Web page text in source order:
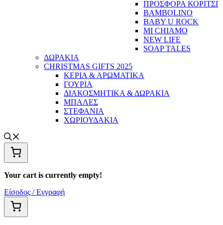
ΠΡΟΣΦΟΡΑ ΚΟΡΙΤΣΙ
BAMBOLINO
BABY U ROCK
MI CHIAMO
NEW LIFE
SOAP TALES
ΔΩΡΑΚΙΑ
CHRISTMAS GIFTS 2025
ΚΕΡΙΑ & ΑΡΩΜΑΤΙΚΑ
ΓΟΥΡΙΑ
ΔΙΑΚΟΣΜΗΤΙΚΑ & ΔΩΡΑΚΙΑ
ΜΠΑΛΕΣ
ΣΤΕΦΑΝΙΑ
ΧΩΡΙΟΥΔΑΚΙΑ
Your cart is currently empty!
Είσοδος / Εγγραφή